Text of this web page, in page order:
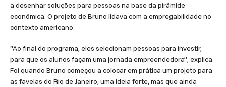
a desenhar soluções para pessoas na base da pirâmide
econômica. O projeto de Bruno lidava com a empregabilidade no
contexto americano.
“Ao final do programa, eles selecionam pessoas para investir,
para que os alunos façam uma jornada empreendedora”, explica.
Foi quando Bruno começou a colocar em prática um projeto para
as favelas do Rio de Janeiro, uma ideia forte, mas que ainda